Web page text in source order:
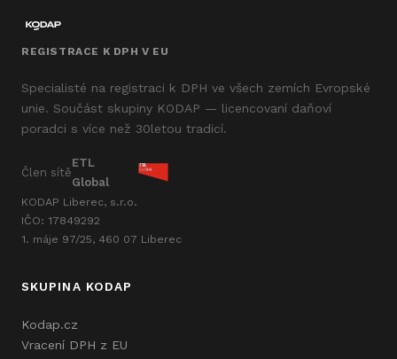
REGISTRACE K DPH V EU
Specialisté na registraci k DPH ve všech zemích Evropské
unie. Součást skupiny KODAP — licencovaní daňoví
poradci s více než 30letou tradicí.
Člen sítě
ETL
Global
KODAP Liberec, s.r.o.
IČO: 17849292
1. máje 97/25, 460 07 Liberec
SKUPINA KODAP
Kodap.cz
Vracení DPH z EU